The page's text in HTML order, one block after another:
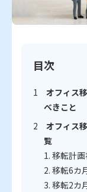
目次
オフィス
べきこと
オフィス
覧
1. 移転計
2. 移転6カ
3. 移転2カ